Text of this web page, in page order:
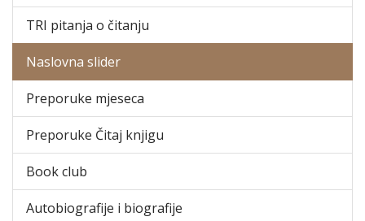
TRI pitanja o čitanju
Naslovna slider
Preporuke mjeseca
Preporuke Čitaj knjigu
Book club
Autobiografije i biografije